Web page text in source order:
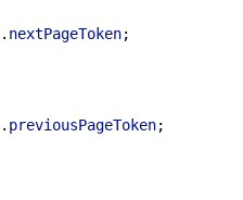
. nextPageToken;
. previousPageToken;